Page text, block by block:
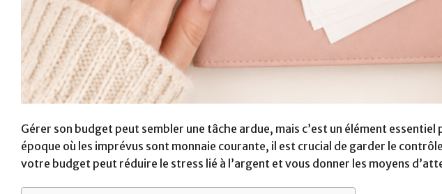
Gérer son budget peut sembler une tâche ardue, mais c’est un élément
époque où les imprévus sont monnaie courante, il est crucial de garder le
votre budget peut réduire le stress lié à l’argent et vous donner les moyens